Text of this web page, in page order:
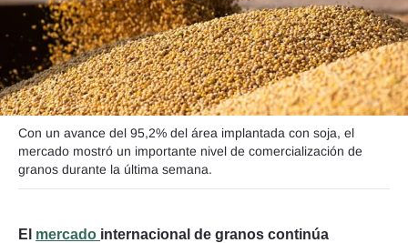
Seguinos
Con un avance del 95,2% del área implantada con soja, el
mercado mostró un importante nivel de comercialización de
granos durante la última semana.
El mercado internacional de granos continúa